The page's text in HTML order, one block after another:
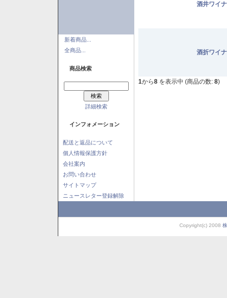
新着商品...
全商品...
商品検索
詳細検索
インフォメーション
配送と返品について
個人情報保護方針
会社案内
お問い合わせ
サイトマップ
ニュースレター登録解除
酒井ワイ
酒折ワイ
1から8 を表示中 (商品の数: 8)
Copyright(c) 2008